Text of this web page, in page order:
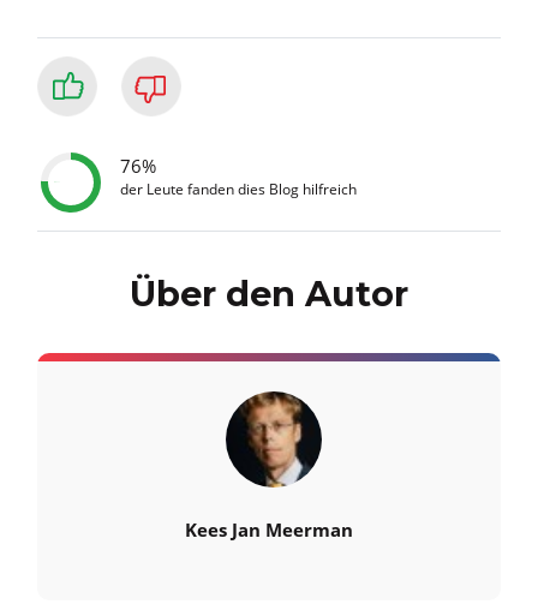
76%
der Leute fanden dies Blog hilfreich
Über den Autor
Kees Jan Meerman